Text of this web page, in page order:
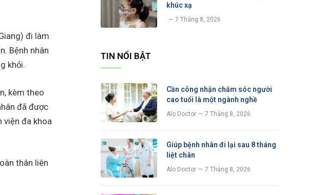
đi làm
Bệnh nhân
khỏi.
kèm theo
đã được
viện đa khoa
thân liên
khúc xạ
7 Tháng 8, 2026
TIN NỔI BẬT
Cần công nhận chăm sóc người
cao tuổi là một ngành nghề
Alo Doctor 7 Tháng 8, 2026
Giúp bệnh nhân đi lại sau 8 tháng
liệt chân
Alo Doctor 7 Tháng 8, 2026